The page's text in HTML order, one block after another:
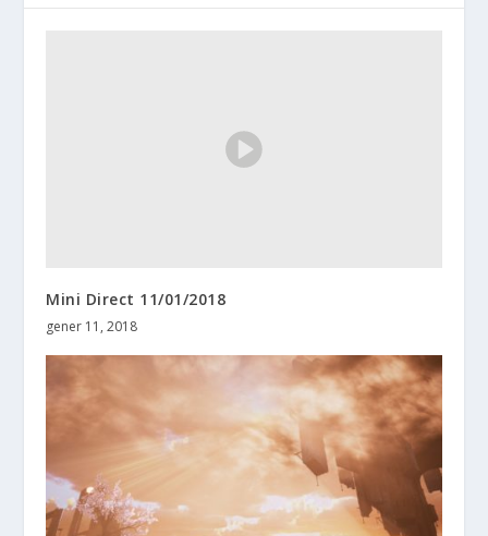
Mini Direct 11/01/2018
gener 11, 2018